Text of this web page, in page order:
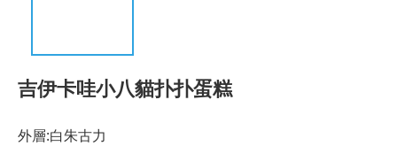
吉伊卡哇小八貓扑扑蛋糕
外層:白朱古力